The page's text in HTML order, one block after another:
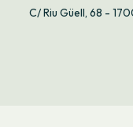
C/ Riu Güell, 68 -